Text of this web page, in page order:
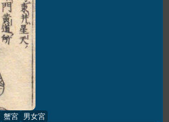
蟹宮 男女宮